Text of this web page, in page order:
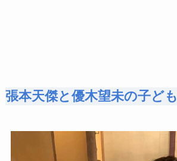
張本天傑と優木望未の子ども